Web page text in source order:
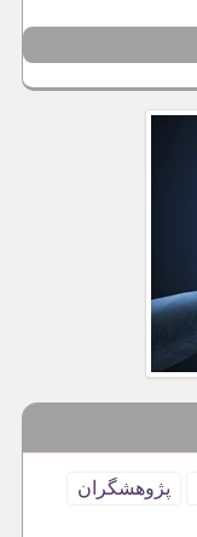
پژوهشگران